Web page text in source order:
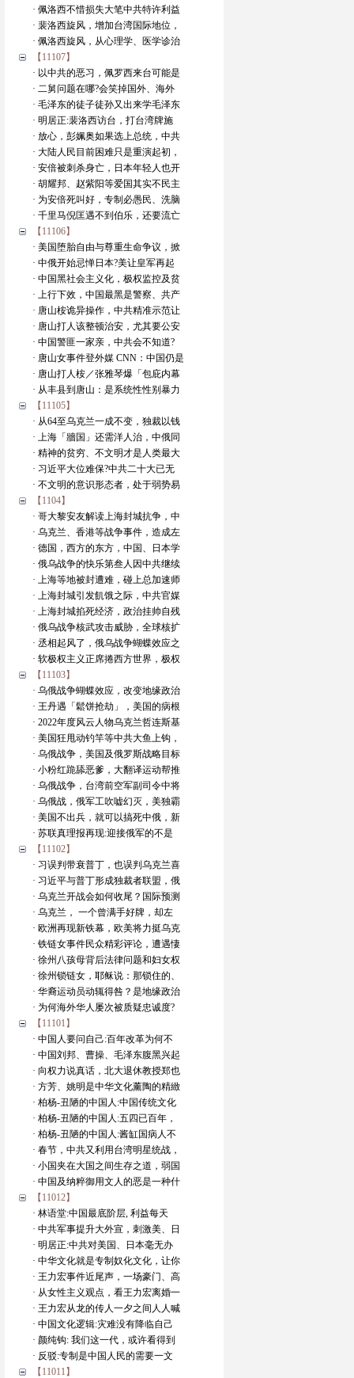
· 佩洛西不惜损失大笔中共特许利益
· 裴洛西旋风，增加台湾国际地位，
· 佩洛西旋风，从心理学、医学诊治
【11107】
· 以中共的恶习，佩罗西来台可能是
· 二舅问题在哪?会笑掉国外、海外
· 毛泽东的徒子徒孙又出来学毛泽东
· 明居正:裴洛西访台，打台湾牌施
· 放心，彭姵奥如果选上总统，中共
· 大陆人民目前困难只是重演起初，
· 安倍被刺杀身亡，日本年轻人也开
· 胡耀邦、赵紫阳等爱国其实不民主
· 为安倍死叫好，专制必愚民、洗脑
· 千里马倪匡遇不到伯乐，还要流亡
【11106】
· 美国堕胎自由与尊重生命争议，掀
· 中俄开始忌惮日本?美让皇军再起
· 中国黑社会主义化，极权监控及贫
· 上行下效，中国最黑是警察、共产
· 唐山桉诡异操作，中共精准示范让
· 唐山打人该整顿治安，尤其要公安
· 中国警匪一家亲，中共会不知道?
· 唐山女事件登外媒 CNN：中国仍是
· 唐山打人桉／张雅琴爆「包庇内幕
· 从丰县到唐山：是系统性性别暴力
【11105】
· 从64至乌克兰一成不变，独裁以钱
· 上海「牆国」还需洋人治，中俄同
· 精神的贫穷、不文明才是人类最大
· 习近平大位难保?中共二十大已无
· 不文明的意识形态者，处于弱势易
【1104】
· 哥大黎安友解读上海封城抗争，中
· 乌克兰、香港等战争事件，造成左
· 德国，西方的东方，中国、日本学
· 俄乌战争的快乐第叁人因中共继续
· 上海等地被封遭难，碰上总加速师
· 上海封城引发飢饿之际，中共官媒
· 上海封城掐死经济，政治挂帅自残
· 俄乌战争核武攻击威胁，全球核扩
· 丞相起风了，俄乌战争蝴蝶效应之
· 软极权主义正席捲西方世界，极权
【11103】
· 乌俄战争蝴蝶效应，改变地缘政治
· 王丹遇「鬆饼抢劫」，美国的病根
· 2022年度风云人物乌克兰哲连斯基
· 美国狂甩动钓竿等中共大鱼上钩，
· 乌俄战争，美国及俄罗斯战略目标
· 小粉红跪舔恶爹，大翻译运动帮推
· 乌俄战争，台湾前空军副司令中将
· 乌俄战，俄军工吹嘘幻灭，美独霸
· 美国不出兵，就可以搞死中俄，新
· 苏联真理报再现:迎接俄军的不是
【11102】
· 习误判带衰普丁，也误判乌克兰喜
· 习近平与普丁形成独裁者联盟，俄
· 乌克兰开战会如何收尾？国际预测
· 乌克兰， 一个曾满手好牌，却左
· 欧洲再现新铁幕，欧美将力挺乌克
· 铁链女事件民众精彩评论，遭遇悽
· 徐州八孩母背后法律问题和妇女权
· 徐州锁链女，耶稣说：那锁住的、
· 华裔运动员动辄得咎？是地缘政治
· 为何海外华人屡次被质疑忠诚度?
【11101】
· 中国人要问自己:百年改革为何不
· 中国刘邦、曹操、毛泽东腹黑兴起
· 向权力说真话，北大退休教授郑也
· 方芳、姚明是中华文化薰陶的精緻
· 柏杨-丑陋的中国人:中国传统文化
· 柏杨-丑陋的中国人:五四已百年，
· 柏杨-丑陋的中国人:酱缸国病人不
· 春节，中共又利用台湾明星统战，
· 小国夹在大国之间生存之道，弱国
· 中国及纳粹御用文人的恶是一种什
【11012】
· 林语堂:中国最底阶层, 利益每天
· 中共军事提升大外宣，刺激美、日
· 明居正:中共对美国、日本毫无办
· 中华文化就是专制奴化文化，让你
· 王力宏事件近尾声，一场豪门、高
· 从女性主义观点，看王力宏离婚一
· 王力宏从龙的传人一夕之间人人喊
· 中国文化逻辑:灾难没有降临自己
· 颜纯钩: 我们这一代，或许看得到
· 反驳:专制是中国人民的需要一文
【11011】